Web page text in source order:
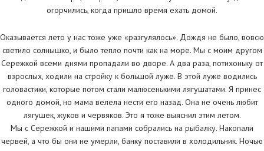
огорчились, когда пришло время ехать домой.
Оказывается лето у нас тоже уже «разгулялось». Дождя не было, вовсю
светило солнышко, и было тепло почти как на море. Мы с моим другом
Сережкой всеми днями пропадали во дворе. А два раза, потихоньку от
взрослых, ходили на стройку к большой луже. В этой луже водились
головастики, которые потом стали малюсенькими лягушатами. Я принес
одного домой, но мама велела нести его назад. Она не очень любит
лягушек, жуков и червяков. Это я тоже выяснил этим летом.
Мы с Сережкой и нашими папами собрались на рыбалку. Накопали
червей, а что бы они не умерли, банку поставили в холодильник. Ночью